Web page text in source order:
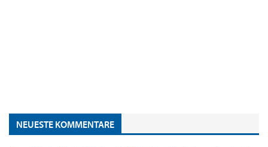
NEUESTE KOMMENTARE